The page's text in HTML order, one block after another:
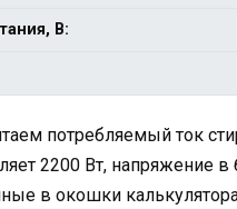
В:
потребляемый ток
2200 Вт, напряжение в
в окошки